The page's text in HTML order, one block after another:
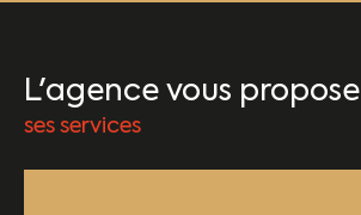
L'agence vous propose
ses services